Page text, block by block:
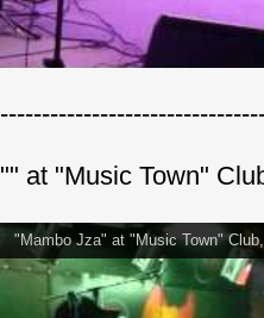
"" at "Music Town"
"Mambo Jza" at "Music Town"